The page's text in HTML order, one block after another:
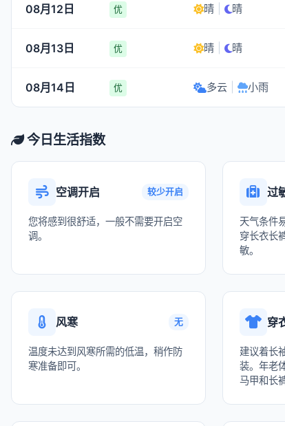
08月12日 优 晴 晴
08月13日 优 晴 晴
08月14日 优 多云 小雨
今日生活指数
空调开启 较少开启
您将感到很舒适，一般不需要开启空
调。
过
天气条件
穿长衣长
敏。
风寒 无
温度未达到风寒所需的低温，稍作防
寒准备即可。
穿
建议着长
装。年老
马甲和长裤